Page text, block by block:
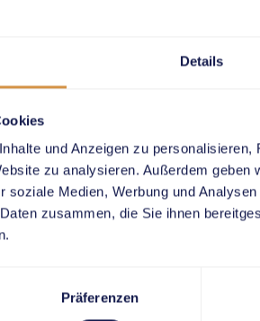
Details
und Anzeigen zu
zu analysieren. Außerdem
soziale Medien, Werbung und
zusammen, die Sie ihnen
Präferenzen